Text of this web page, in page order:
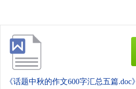
《话题中秋的作文600字汇总五篇.doc》